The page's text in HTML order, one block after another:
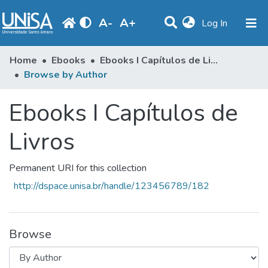
A- A+ Log In (current)
Communities & Collections
Produção Docente
Library
Home Ebooks
Ebooks I Capítulos de Livros
Browse by Author
Ebooks I Capítulos de
Livros
Permanent URI for this collection
http://dspace.unisa.br/handle/123456789/182
Browse